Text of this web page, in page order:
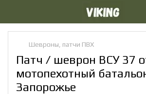
Шевроны, патчи ПВХ
Патч / шеврон ВСУ 37
мотопехотный
Запорожье